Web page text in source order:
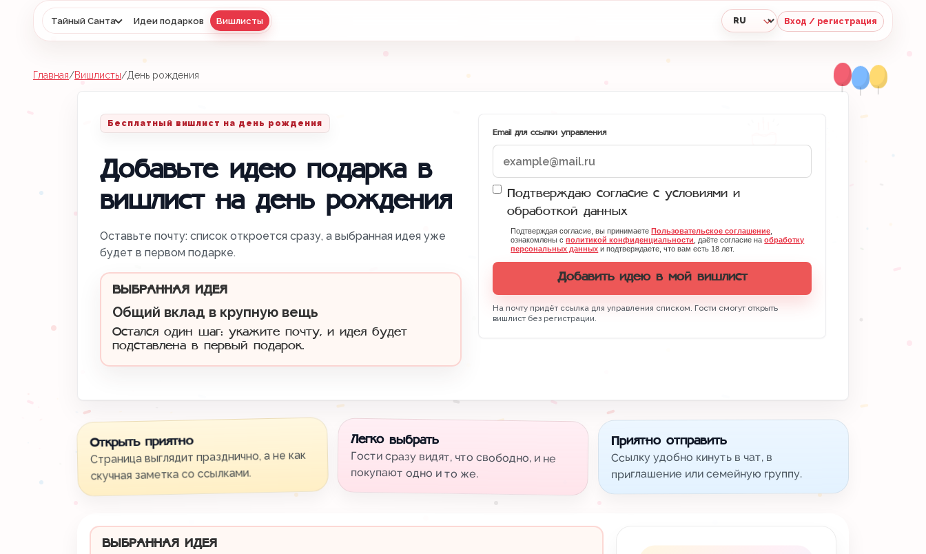
Тайный Санта Идеи подарков Вишлисты Язык Вход / регистрация
Главная/Вишлисты/День рождения
Бесплатный вишлист на день рождения
Добавьте идею подарка в
вишлист на день рождения
Оставьте почту: список откроется сразу, а выбранная идея уже
будет в первом подарке.
ВЫБРАННАЯ ИДЕЯ
Общий вклад в крупную вещь
Остался один шаг: укажите почту, и идея будет
подставлена в первый подарок.
Email для ссылки управления
Подтверждаю согласие с условиями и
обработкой данных
Подтверждая согласие, вы принимаетеПользовательское соглашение
ознакомлены сполитикой конфиденциальности , даёте согласие наобработку
персональных данных и подтверждаете, что вам есть 18 лет.
Добавить идею в мой вишлист
На почту придёт ссылка для управления списком. Гости смогут открыть
вишлист без регистрации.
Открыть приятно
Страница выглядит празднично, а не как
скучная заметка со ссылками.
Легко выбрать
Гости сразу видят, что свободно, и не
покупают одно и то же.
Приятно отправить
Ссылку удобно кинуть в чат, в
приглашение или семейную группу.
ВЫБРАННАЯ ИДЕЯ